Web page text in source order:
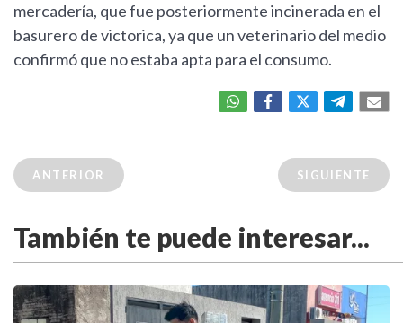
mercadería, que fue posteriormente incinerada en el
basurero de victorica, ya que un veterinario del medio
confirmó que no estaba apta para el consumo.
ANTERIOR SIGUIENTE
También te puede interesar...